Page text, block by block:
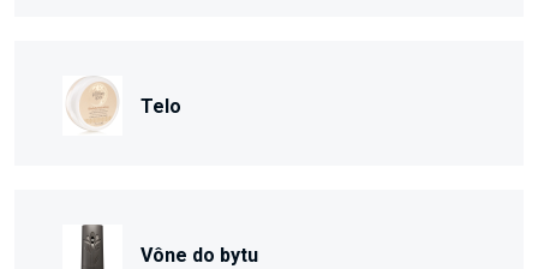
Telo
Vône do bytu